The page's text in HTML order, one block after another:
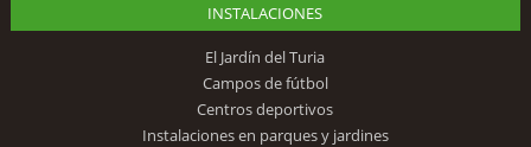
INSTALACIONES
El Jardín del Turia
Campos de fútbol
Centros deportivos
Instalaciones en parques y jardines